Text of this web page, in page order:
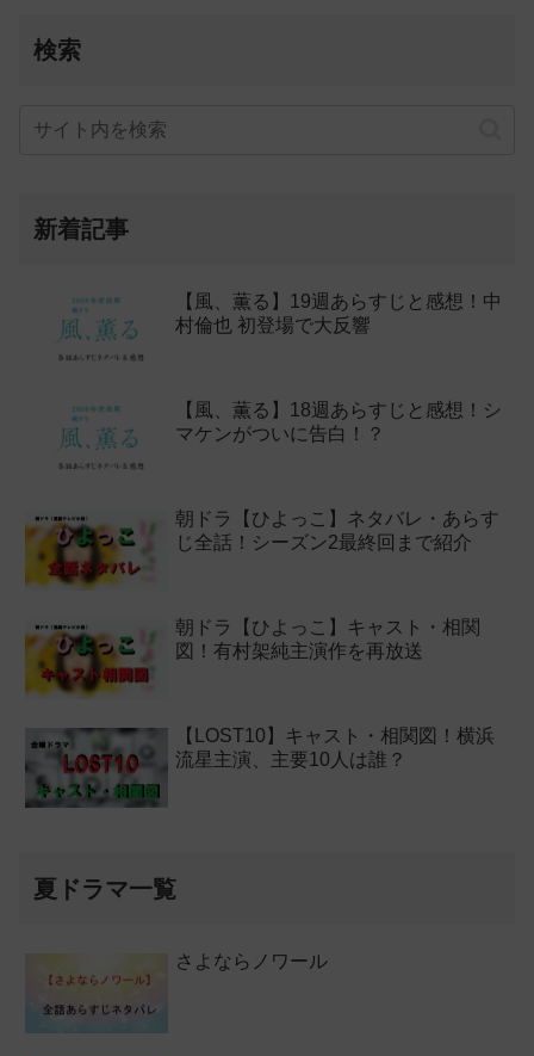
検索
新着記事
【風、薫る】19週あらすじと感想！中
村倫也 初登場で大反響
【風、薫る】18週あらすじと感想！シ
マケンがついに告白！？
朝ドラ【ひよっこ】ネタバレ・あらす
じ全話！シーズン2最終回まで紹介
朝ドラ【ひよっこ】キャスト・相関
図！有村架純主演作を再放送
【LOST10】キャスト・相関図！横浜
流星主演、主要10人は誰？
夏ドラマ一覧
さよならノワール